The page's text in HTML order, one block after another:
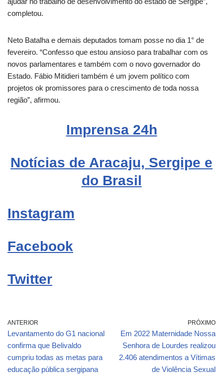
completou.
Neto Batalha e demais deputados tomam posse no dia 1° de
fevereiro. “Confesso que estou ansioso para trabalhar com os
novos parlamentares e também com o novo governador do
Estado. Fábio Mitidieri também é um jovem político com
projetos ok promissores para o crescimento de toda nossa
região”, afirmou.
Imprensa 24h
Notícias de Aracaju, Sergipe e
do Brasil
Instagram
Facebook
Twitter
ANTERIOR
Levantamento do G1 nacional
confirma que Belivaldo
cumpriu todas as metas para
educação pública sergipana
PRÓXIMO
Em 2022 Maternidade Nossa
Senhora de Lourdes realizou
2.406 atendimentos a Vítimas
de Violência Sexual